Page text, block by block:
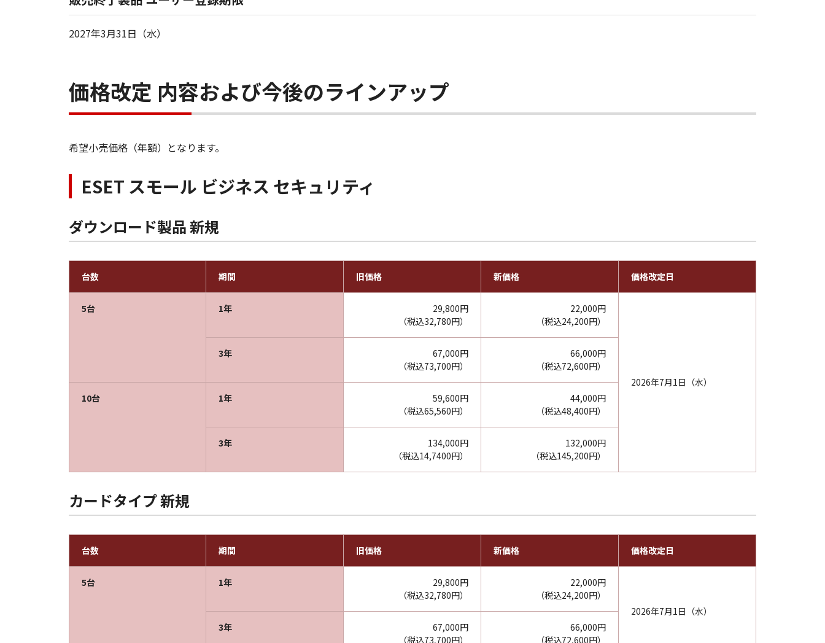
2027年3月31日（水）
価格改定 内容および今後のラインアップ
希望小売価格（年額）となります。
ESET スモール ビジネス セキュリティ
ダウンロード製品 新規
台数 期間 旧価格 新価格 価格改定日
5台 1年
29,800円
（税込32,780円）
22,000円
（税込24,200円）
2026年7月1日（水）
3年
67,000円
（税込73,700円）
66,000円
（税込72,600円）
10台 1年
59,600円
（税込65,560円）
44,000円
（税込48,400円）
3年
134,000円
（税込14,7400円）
132,000円
（税込145,200円）
カードタイプ 新規
台数 期間 旧価格 新価格 価格改定日
5台 1年
29,800円
（税込32,780円）
22,000円
（税込24,200円）
2026年7月1日（水）
3年
67,000円
（税込73,700円）
66,000円
（税込72,600円）